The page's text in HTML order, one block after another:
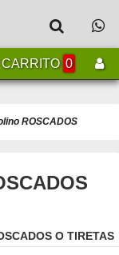
0
ROSCADOS
O TIRETAS